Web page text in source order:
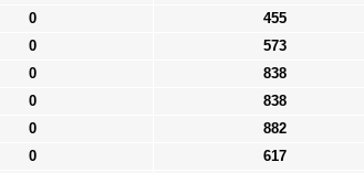
0 455
0 573
0 838
0 838
0 882
0 617